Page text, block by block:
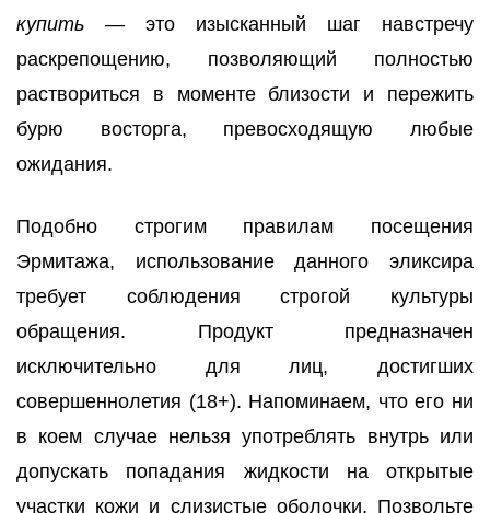
купить — это изысканный шаг навстречу
раскрепощению, позволяющий полностью
раствориться в моменте близости и пережить
бурю восторга, превосходящую любые
ожидания.
Подобно строгим правилам посещения
Эрмитажа, использование данного эликсира
требует соблюдения строгой культуры
обращения. Продукт предназначен
исключительно для лиц, достигших
совершеннолетия (18+). Напоминаем, что его ни
в коем случае нельзя употреблять внутрь или
допускать попадания жидкости на открытые
участки кожи и слизистые оболочки. Позвольте